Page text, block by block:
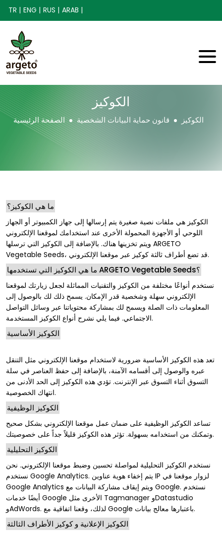
TR | ENG | RUS | ARAB |
الكوكيز
الصفحة الرئيسية قانون حماية البيانات الشخصية الكوكيز
ما هي الكوكيز؟
الكوكيز هي ملفات نصية صغيرة يتم إرسالها إلى جهاز الكمبيوتر أو الجهاز
اللوحي أو الأجهزة المحمولة الأخرى عند استخدامك لموقعنا الإلكتروني
ويتم تخزينها هناك. بالإضافة إلى الكوكيز التي ترسلها ARGETO
Vegetable Seeds، قد تضع أطراف ثالثة كوكيز عبر موقعنا الإلكتروني.
ما هي الكوكيز التي تستخدمها ARGETO Vegetable Seeds؟
نستخدم أنواعًا مختلفة من الكوكيز والتقنيات المماثلة لجعل زيارتك لموقعنا
الإلكتروني سهلة وشخصية قدر الإمكان. يسمح ذلك لك بالوصول إلى
المعلومات ذات الصلة ويسمح لك بمشاركة محتوياتنا عبر وسائل التواصل
الاجتماعي. فيما يلي نشرح أنواع الكوكيز المستخدمة.
الكوكيز الأساسية
تعد هذه الكوكيز الأساسية ضرورية لاستخدام موقعنا الإلكتروني مثل التنقل
عبره والوصول إلى أقسامه الآمنة، بالإضافة إلى حفظ العناصر في سلة
التسوق أثناء التسوق عبر الإنترنت. تؤدي هذه الكوكيز إلى الحد الأدنى من
انتهاك الخصوصية.
الكوكيز الوظيفية
تساعد الكوكيز الوظيفية على ضمان عمل موقعنا الإلكتروني بشكل صحيح
وتمكنك من استخدامه بسهولة. تؤثر هذه الكوكيز قليلاً جداً على خصوصيتك.
الكوكيز التحليلية
نستخدم الكوكيز التحليلية لمواصلة تحسين وضبط موقعنا الإلكتروني. نحن
نستخدم Google Analytics. يتم إخفاء هوية عناوين IP لزوار موقعنا في
Google Analytics ويتم إيقاف مشاركة البيانات مع Google. نستخدم
أيضًا خدمات Google الأخرى مثل Tagmanager وDatastudio
وAdWords. لذلك، وقعنا اتفاقية مع Google باعتبارها معالج بيانات.
الكوكيز الإعلانية و كوكيز الأطراف الثالثة